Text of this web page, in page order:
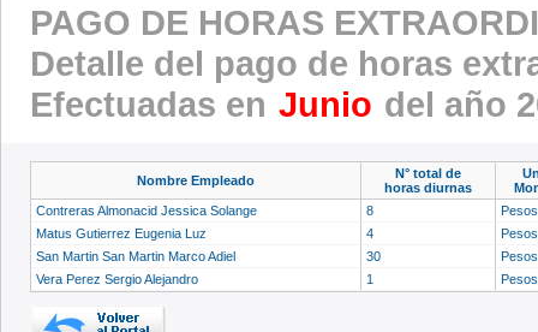
PAGO DE HORAS
Detalle del pago de horas
Efectuadas en Junio del año
Nombre Empleado
N° total de
horas diurnas
Contreras Almonacid Jessica Solange
8
Matus Gutierrez Eugenia Luz
4
San Martin San Martin Marco Adiel
30
Vera Perez Sergio Alejandro
1